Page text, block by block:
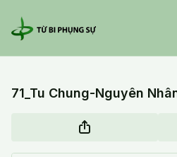
71_Tu Chung-Nguyên